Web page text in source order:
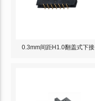
0.3mm间距H1.0翻盖式下接